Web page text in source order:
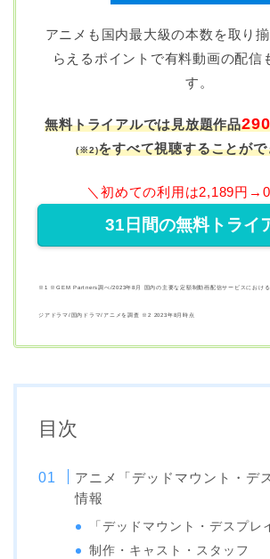
アニメも国内最大級の本数を取り
らえるポイントで有料動画の配信
す。
無料トライアルでは⾒放題作品
(※2)をすべて視聴することが
＼初めての利用は2,189円
31日間の無料トライ
※1 ※GEM Partners調べ/2023年8⽉ 国内の主要な定額制動画配信サービスにおけ
ジアドラマ/国内ドラマ/アニメを調査 ※2 2023年8⽉時点
目次
アニメ「デッドマウント・デ
情報
「デッドマウント・デスプレ
制作・キャスト・スタッフ